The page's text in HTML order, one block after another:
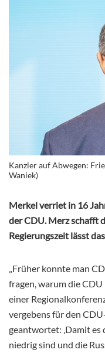
Kanzler auf Abwegen:
Waniek)
Merkel verriet in 16
der CDU. Merz schafft
Regierungszeit lässt
„Früher konnte man
fragen, warum die CDU
einer
vergebens für den
geantwortet: ‚Damit
niedrig sind und die